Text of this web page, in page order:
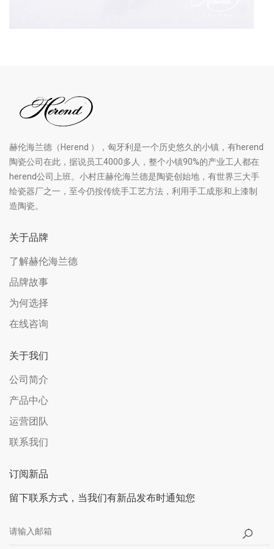
赫伦海兰德（Herend ），匈牙利是一个历史悠久的小镇，有herend
陶瓷公司在此，据说员工4000多人，整个小镇90%的产业工人都在
herend公司上班。小村庄赫伦海兰德是陶瓷创始地，有世界三大手
绘瓷器厂之一，至今仍按传统手工艺方法，利用手工成形和上漆制
造陶瓷。
关于品牌
了解赫伦海兰德
品牌故事
为何选择
在线咨询
关于我们
公司简介
产品中心
运营团队
联系我们
订阅新品
留下联系方式，当我们有新品发布时通知您